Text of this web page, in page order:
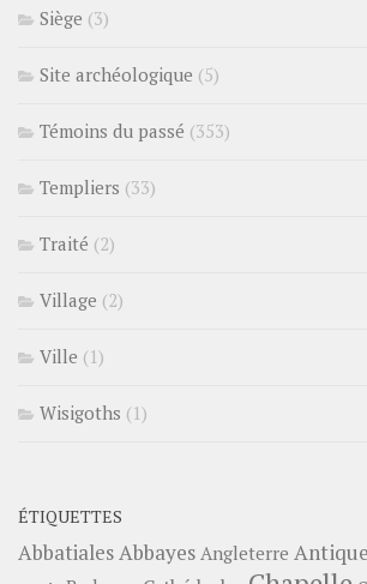
Siège (3)
Site archéologique (5)
Témoins du passé (353)
Templiers (33)
Traité (2)
Village (2)
Ville (1)
Wisigoths (1)
ÉTIQUETTES
AbbatialesAbbayes Angleterre Antique